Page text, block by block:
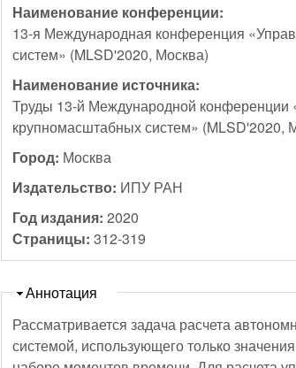
Наименование конференции:
13-я Международная конференция
систем» (MLSD'2020, Москва)
Наименование источника:
Труды 13-й Международной конференции
крупномасштабных систем» (MLSD'2020,
Город: Москва
Издательство: ИПУ РАН
Год издания:2020
Страницы:312-319
Скрыть
Аннотация
Рассматривается задача расчета
системой, использующего только